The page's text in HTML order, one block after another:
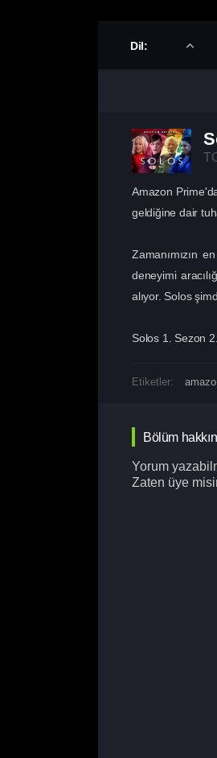
Dil:
Amazon
geldiğine dair
Zamanımızın
deneyimi
alıyor. Solos
Solos 1. Sezon
Etiketler:
Bölüm
Yorum
Zaten üye